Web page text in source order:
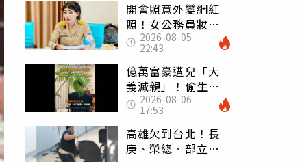
開會照意外變網紅
照！女公務員妝容
掀2千則留言 本人
怒嗆：化妝有錯嗎
2026-08-05
22:43
億萬富豪遭兒「大
義滅親」！偷生子
怕曝光 竟盜鄰居
身份辦假證落戶
2026-08-06
17:53
高雄欠到台北！長
庚、榮總、部立醫